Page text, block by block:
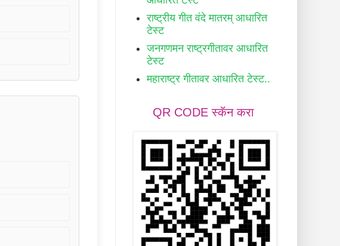
राष्ट्रीय गीत वंदे मातरम् आधारित
टेस्ट
जनगणमन राष्ट्रगीतावर आधारित
टेस्ट
महाराष्ट्र गीतावर आधारित टेस्ट..
QR CODE स्कॅन करा